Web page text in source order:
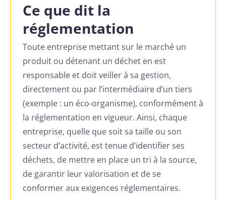
Ce que dit la
réglementation
Toute entreprise mettant sur le marché un
produit ou détenant un déchet en est
responsable et doit veiller à sa gestion,
directement ou par l’intermédiaire d’un tiers
(exemple : un éco-organisme), conformément à
la réglementation en vigueur. Ainsi, chaque
entreprise, quelle que soit sa taille ou son
secteur d’activité, est tenue d’identifier ses
déchets, de mettre en place un tri à la source,
de garantir leur valorisation et de se
conformer aux exigences réglementaires.